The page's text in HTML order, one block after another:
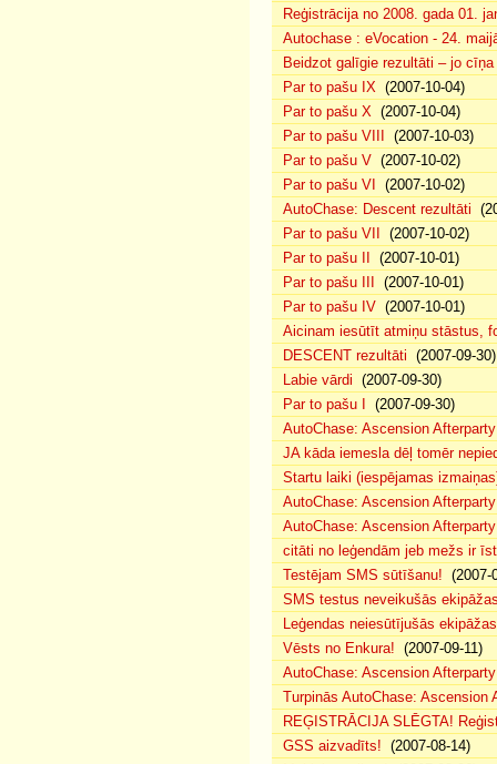
Reģistrācija no 2008. gada 01.
Autochase : eVocation - 24.
Beidzot galīgie rezultāti – jo
Par to pašu IX (2007-10-04)
Par to pašu X (2007-10-04)
Par to pašu VIII
(2007-10-03)
Par to pašu V (2007-10-02)
Par to pašu VI
(2007-10-02)
AutoChase: Descent rezultāti
Par to pašu VII
(2007-10-02)
Par to pašu II
(2007-10-01)
Par to pašu III
(2007-10-01)
Par to pašu IV (2007-10-01)
Aicinam iesūtīt atmiņu stāstus,
DESCENT rezultāti (2007-09-30)
Labie vārdi (2007-09-30)
Par to pašu I
(2007-09-30)
AutoChase: Ascension
JA kāda iemesla dēļ tomēr
Startu laiki (iespējamas
AutoChase: Ascension
AutoChase: Ascension
citāti no leģendām jeb mežs ir
Testējam SMS sūtīšanu! (2007-
SMS testus neveikušās
Leģendas neiesūtījušās ekipāžas
Vēsts no Enkura! (2007-09-11)
AutoChase: Ascension
Turpinās AutoChase: Ascension
REĢISTRĀCIJA SLĒGTA!
GSS aizvadīts! (2007-08-14)